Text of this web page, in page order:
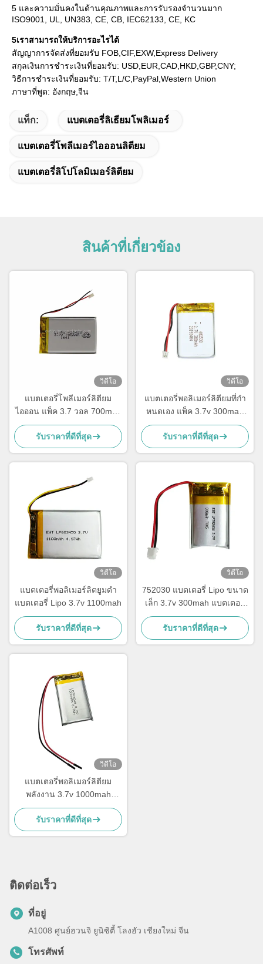
5 และความมั่นคงในด้านคุณภาพและการรับรองจํานวนมาก
ISO9001, UL, UN383, CE, CB, IEC62133, CE, KC
5เราสามารถให้บริการอะไรได้
สัญญาการจัดส่งที่ยอมรับ FOB,CIF,EXW,Express Delivery
สกุลเงินการชําระเงินที่ยอมรับ: USD,EUR,CAD,HKD,GBP,CNY;
วิธีการชําระเงินที่ยอมรับ: T/T,L/C,PayPal,Western Union
ภาษาที่พูด: อังกฤษ,จีน
แท็ก: แบตเตอรี่ลิเธียมโพลิเมอร์
แบตเตอรี่โพลีเมอร์ไอออนลิตียม
แบตเตอรี่ลิโปโลมิเมอร์ลิตียม
สินค้าที่เกี่ยวข้อง
วิดีโอ
แบตเตอรี่โพลีเมอร์ลิตียม
ไอออน แพ็ค 3.7 วอล 700mah
แบตเตอรี่ LP423450
รับราคาที่ดีที่สุด
วิดีโอ
แบตเตอรี่พอลิเมอร์ลิตียมที่กํา
หนดเอง แพ็ค 3.7v 300mah
แบตเตอรี่ LiPo 402530
รับราคาที่ดีที่สุด
วิดีโอ
แบตเตอรี่พอลิเมอร์ลิตยูมดํา
แบตเตอรี่ Lipo 3.7v 1100mah
รับราคาที่ดีที่สุด
วิดีโอ
752030 แบตเตอรี่ Lipo ขนาด
เล็ก 3.7v 300mah แบตเตอรี่
Li Polymer สามารถชาร์จได้
รับราคาที่ดีที่สุด
วิดีโอ
แบตเตอรี่พอลิเมอร์ลิตียม
พลังงาน 3.7v 1000mah
แบตเตอรี่ LiPo 703048
รับราคาที่ดีที่สุด
ติดต่อเร็ว
ที่อยู่
A1008 ศูนย์ฮวนจิ ยูนิซิตี้ โลงฮัว เชียงใหม่ จีน
โทรศัพท์